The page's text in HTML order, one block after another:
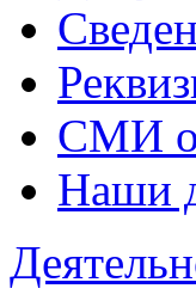
СМИ о
Наши